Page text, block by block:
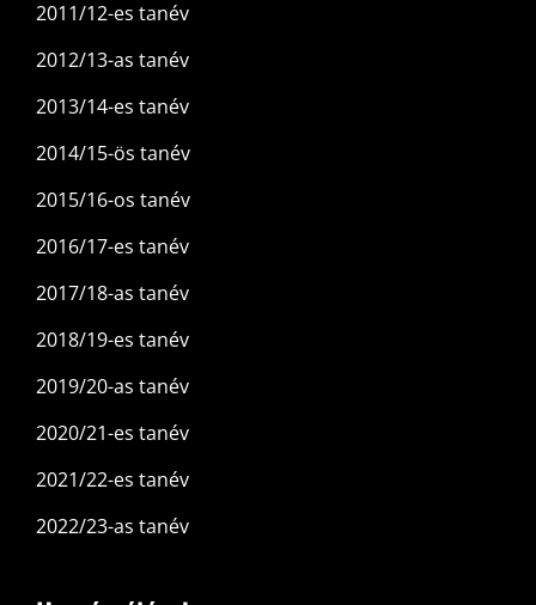
2011/12-es tanév
2012/13-as tanév
2013/14-es tanév
2014/15-ös tanév
2015/16-os tanév
2016/17-es tanév
2017/18-as tanév
2018/19-es tanév
2019/20-as tanév
2020/21-es tanév
2021/22-es tanév
2022/23-as tanév